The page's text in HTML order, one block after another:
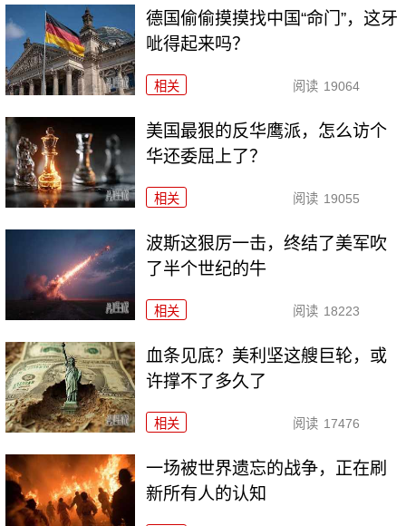
德国偷偷摸摸找中国“命门”，这牙
呲得起来吗？
相关 阅读 19064
美国最狠的反华鹰派，怎么访个
华还委屈上了？
相关 阅读 19055
波斯这狠厉一击，终结了美军吹
了半个世纪的牛
相关 阅读 18223
血条见底？美利坚这艘巨轮，或
许撑不了多久了
相关 阅读 17476
一场被世界遗忘的战争，正在刷
新所有人的认知